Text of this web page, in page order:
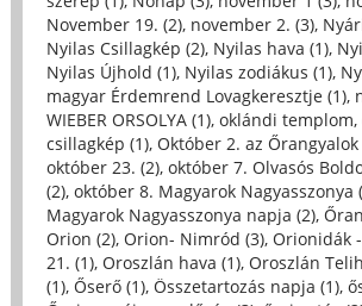
November 19. (2), november 2. (3),
Nyilas Csillagkép (2), Nyilas hava (1),
Nyilas Újhold (1), Nyilas zodiákus (1),
magyar Érdemrend Lovagkeresztje (1),
WIEBER ORSOLYA (1), oklándi templom,
csillagkép (1), Október 2. az
október 23. (2), október 7. Olvasós
(2), október 8. Magyarok Nagyasszonya
Magyarok Nagyasszonya napja (2),
Orion (2), Orion- Nimród (3), Orionidák
21. (1), Oroszlán hava (1), Oroszlán
(1), Őserő (1), Összetartozás napja (1),